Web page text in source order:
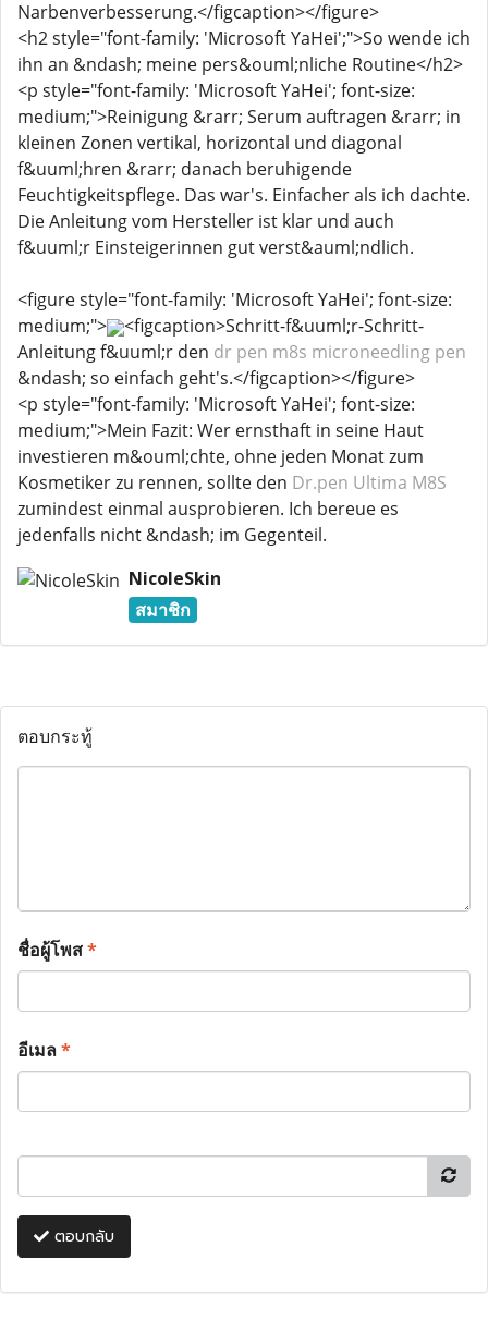
Narbenverbesserung.</figcaption></figure>
<h2 style="font-family: 'Microsoft YaHei';">So wende ich
ihn an &ndash; meine pers&ouml;nliche Routine</h2>
<p style="font-family: 'Microsoft YaHei'; font-size:
medium;">Reinigung &rarr; Serum auftragen &rarr; in
kleinen Zonen vertikal, horizontal und diagonal
f&uuml;hren &rarr; danach beruhigende
Feuchtigkeitspflege. Das war's. Einfacher als ich dachte.
Die Anleitung vom Hersteller ist klar und auch
f&uuml;r Einsteigerinnen gut verst&auml;ndlich.
<figure style="font-family: 'Microsoft YaHei'; font-size:
medium;">
<figcaption>Schritt-f&uuml;r-Schritt-
Anleitung f&uuml;r den dr pen m8s microneedling pen
&ndash; so einfach geht's.</figcaption></figure>
<p style="font-family: 'Microsoft YaHei'; font-size:
medium;">Mein Fazit: Wer ernsthaft in seine Haut
investieren m&ouml;chte, ohne jeden Monat zum
Kosmetiker zu rennen, sollte den Dr.pen Ultima M8S
zumindest einmal ausprobieren. Ich bereue es
jedenfalls nicht &ndash; im Gegenteil.
NicoleSkin
สมาชิก
ตอบกระทู้
ชื่อผู้โพส*
อีเมล*
ตอบกลับ